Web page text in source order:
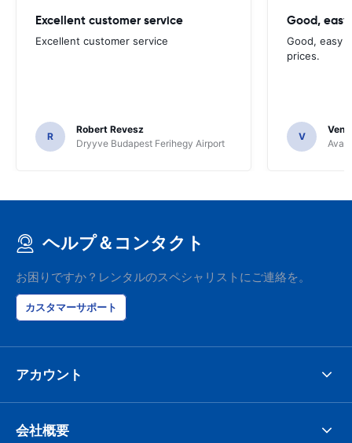
Excellent customer service
Excellent customer service
R
Robert Revesz
Dryyve Budapest Ferihegy Airport
Good,
Good, easy
prices.
V
ヘルプ＆コンタクト
お困りですか？レンタルのスペシャリストにご連絡を。
カスタマーサポート
アカウント
会社概要